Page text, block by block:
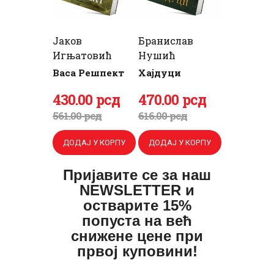
Јаков
Игњатовић
Васа Решпект
561.00рсд
Оригинална
цена
је
била:
561.
430.00 рсд
Тренутна
цена
је:
430.
ДОДАЈ У КОРПУ
Бранислав
Нушић
Хајдуци
616.00рсд
Оригинална
цена
је
била:
616
0
0
рсд.
470.00 рсд
Тренутна
цена
је:
470.
0
0
рсд.
ДОДАЈ У КОРПУ
Пријавите се за наш
NEWSLETTER и
остварите 15%
попуста на већ
снижене цене при
првој куповини!